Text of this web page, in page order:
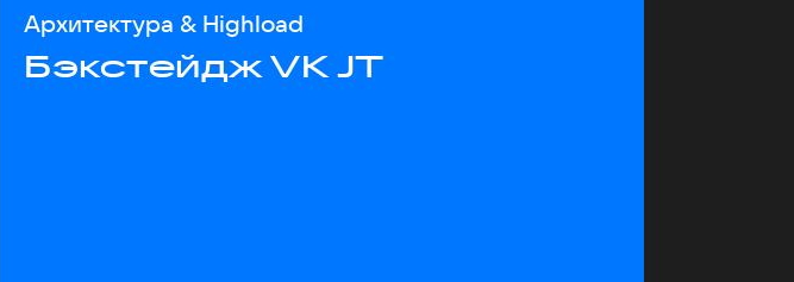
Архитектура & Highload
Бэкстейдж VK JT